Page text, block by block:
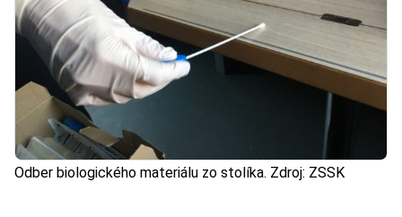
Odber biologického materiálu zo stolíka. Zdroj: ZSSK